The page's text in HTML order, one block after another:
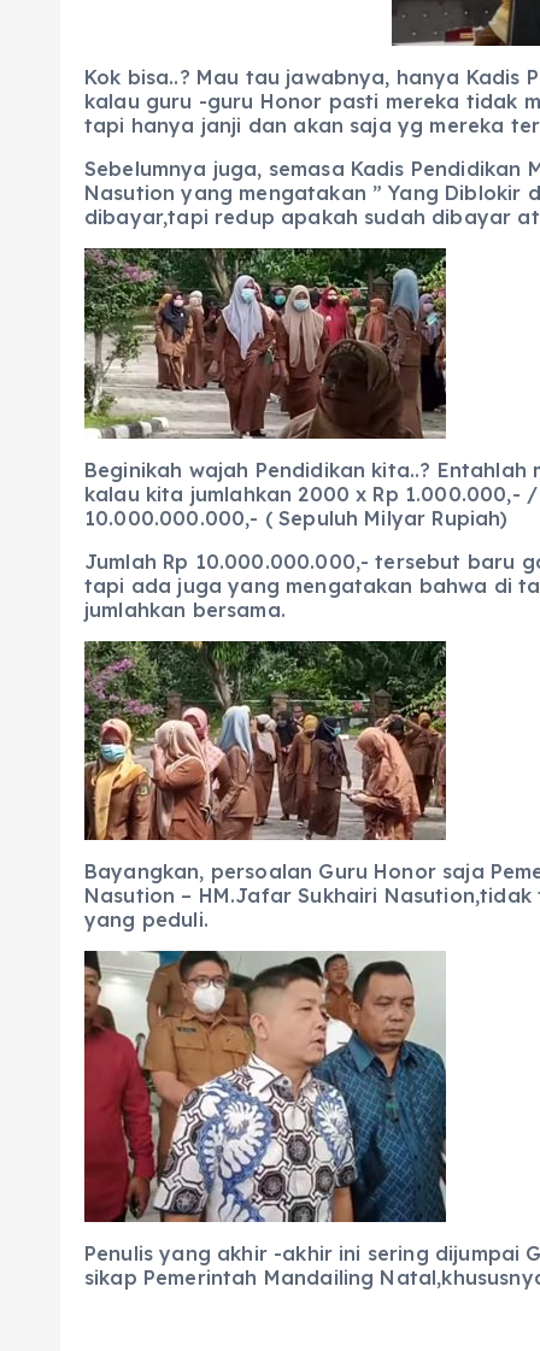
Kok bisa..? Mau tau jawabnya, hanya Kadis
kalau guru -guru Honor pasti mereka tidak
tapi hanya janji dan akan saja yg mereka
Sebelumnya juga, semasa Kadis
Nasution yang mengatakan ” Yang Diblokir
dibayar,tapi redup apakah sudah dibayar
Beginikah wajah Pendidikan kita..?
kalau kita jumlahkan 2000 x Rp 1.000.000,-
10.000.000.000,- ( Sepuluh Milyar Rupiah)
Jumlah Rp 10.000.000.000,- tersebut baru
tapi ada juga yang mengatakan bahwa di
jumlahkan bersama.
Bayangkan, persoalan Guru Honor saja
Nasution – HM.Jafar Sukhairi
yang peduli.
Penulis yang akhir -akhir ini sering dijumpai
sikap Pemerintah Mandailing